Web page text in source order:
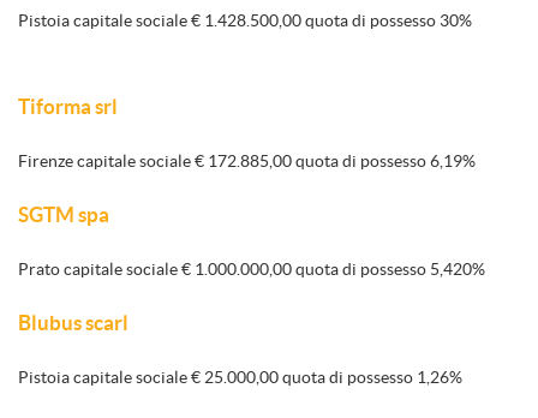
Pistoia capitale sociale € 1.428.500,00 quota di possesso 30%
Tiforma srl
Firenze capitale sociale € 172.885,00 quota di possesso 6,19%
SGTM spa
Prato capitale sociale € 1.000.000,00 quota di possesso 5,420%
Blubus scarl
Pistoia capitale sociale € 25.000,00 quota di possesso 1,26%